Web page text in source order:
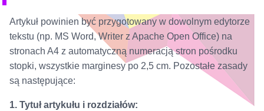
Artykuł powinien być przygotowany w dowolnym edytorze
tekstu (np. MS Word, Writer z Apache Open Office) na
stronach A4 z automatyczną numeracją stron pośrodku
stopki, wszystkie marginesy po 2,5 cm. Pozostałe zasady
są następujące:
1. Tytuł artykułu i rozdziałów: